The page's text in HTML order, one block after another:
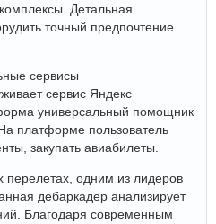
Детальная
точный предпочтение.
сервисы
сервис Яндекс
универсальный помощник
платформе пользователь
закупать авиабилеты.
перелетах, одним из лидеров
дебаркадер анализирует
Благодаря современным